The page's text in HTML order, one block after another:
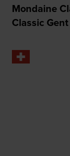
Mondaine
Classic